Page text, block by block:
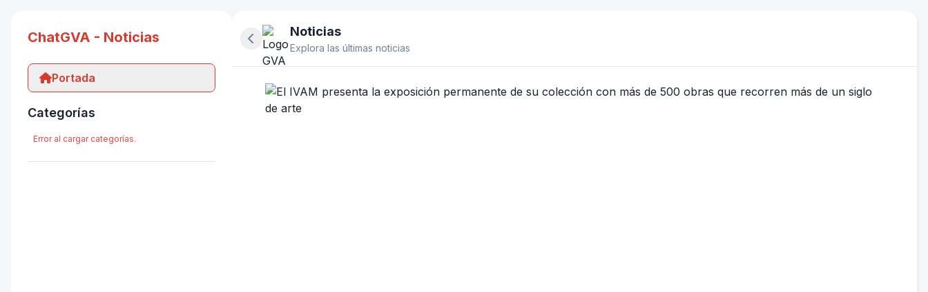
ChatGVA - Noticias
Portada
Categorías
Error al cargar categorías.
Ocultar panel lateral
Noticias
Explora las últimas noticias